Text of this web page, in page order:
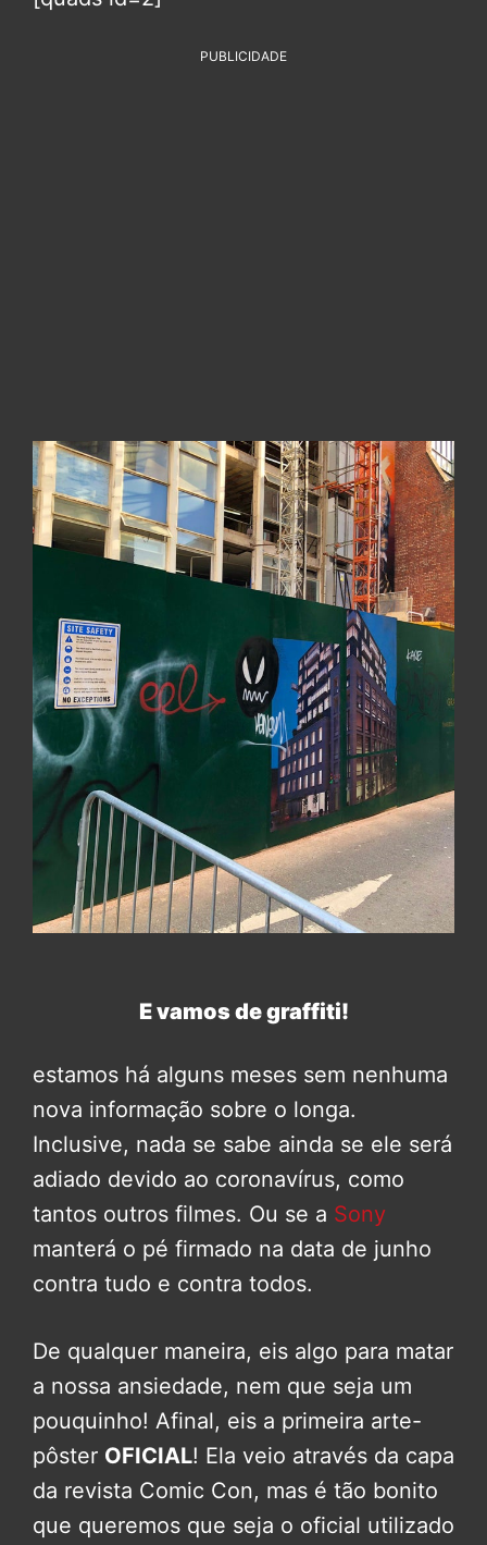
PUBLICIDADE
E vamos de graffiti!
estamos há alguns meses sem nenhuma
nova informação sobre o longa.
Inclusive, nada se sabe ainda se ele será
adiado devido ao coronavírus, como
tantos outros filmes. Ou se a Sony
manterá o pé firmado na data de junho
contra tudo e contra todos.
De qualquer maneira, eis algo para matar
a nossa ansiedade, nem que seja um
pouquinho! Afinal, eis a primeira arte-
pôster OFICIAL! Ela veio através da capa
da revista Comic Con, mas é tão bonito
que queremos que seja o oficial utilizado